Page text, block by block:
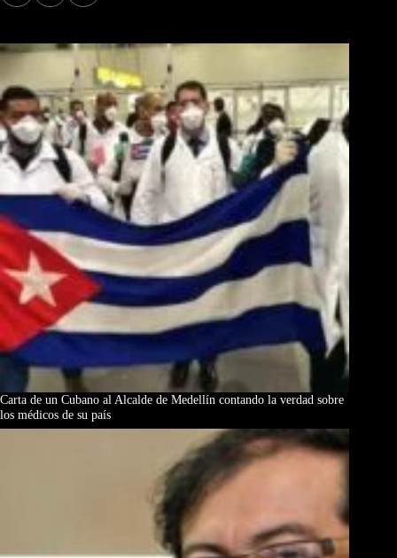
Carta de un Cubano al Alcalde de Medellín contando la verdad sobre
los médicos de su país